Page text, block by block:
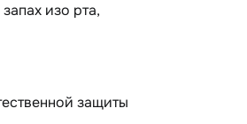
изо рта,
защиты